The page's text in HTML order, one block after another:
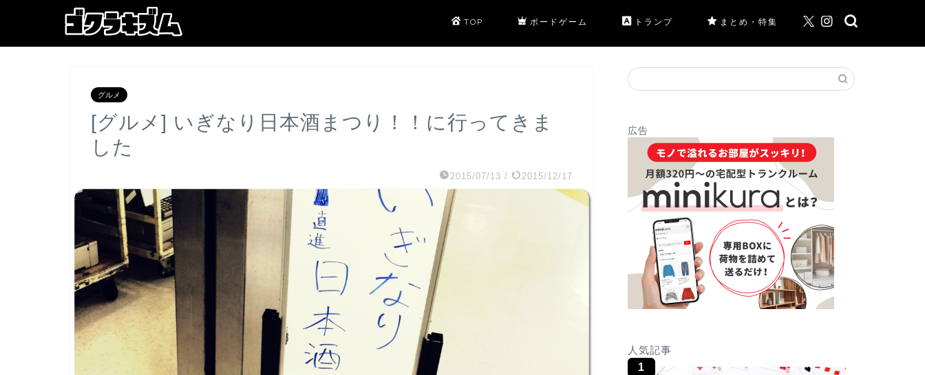
TOP ボードゲーム トランプ まとめ・特集
グルメ
[グルメ] いぎなり日本酒まつり！！に行ってきま
した
2015/07/13 / 2015/12/17
広告
人気記事